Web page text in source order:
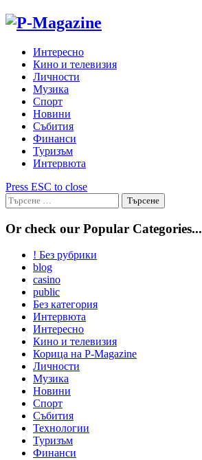
Skip
Интересно
Кино и телевизия
Личности
Музика
Спорт
Новини
Събития
Финанси
Туризъм
Интервюта
Press ESC to close
Търсене
за:
Or check our Popular Categories...
! Без рубрики
blog
casino
public
Без категория
Интервюта
Интересно
Кино и телевизия
Корица на P-Magazine
Личности
Музика
Новини
Спорт
Събития
Технологии
Туризъм
Финанси